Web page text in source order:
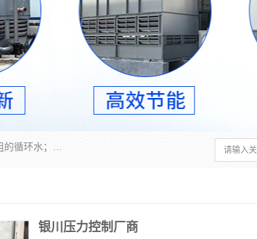
冷却塔广泛应用于工业、电力行业、空调系统等领域。在电力行业中，用于冷却发电机组的循环水；在工业生产中，如化工、冶金等行业，可降低生产过程中产生的热量；在空调系统中，为空调设备提供冷却水源
银川压力控制厂商